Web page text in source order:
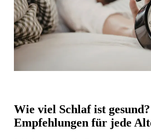
Wie viel Schlaf ist gesund?
Empfehlungen für jede